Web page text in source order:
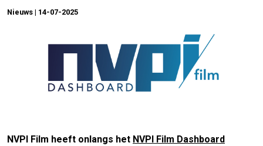
Nieuws | 14-07-2025
NVPI Film heeft onlangs het NVPI Film Dashboard